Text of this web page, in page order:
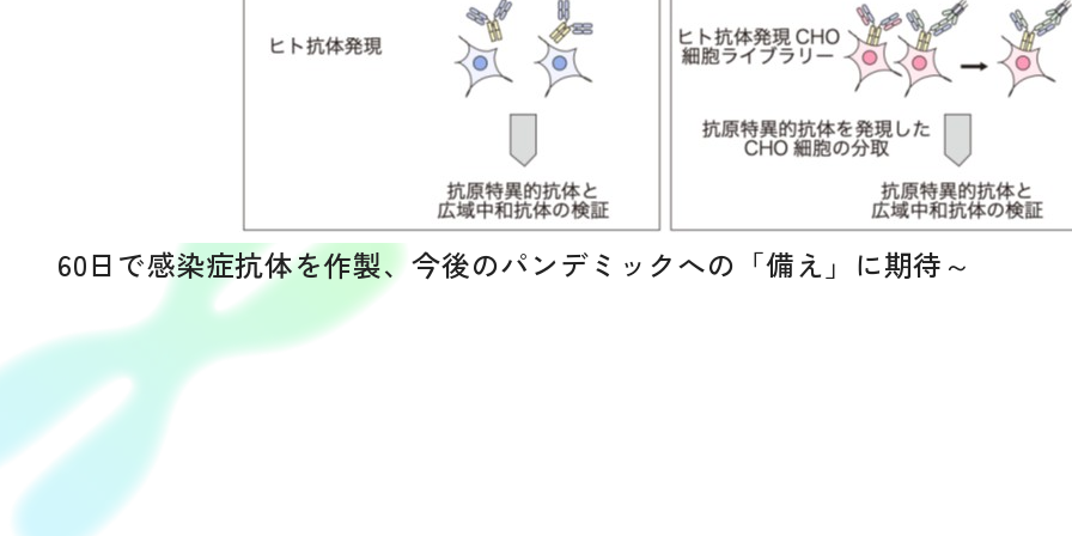
60日で感染症抗体を作製、今後のパンデミックへの「備え」に期待～